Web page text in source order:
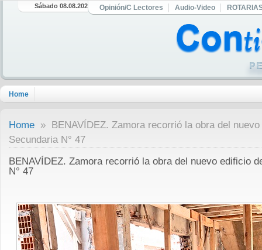
Sábado 08.08.2026 Opinión/C Lectores Audio-Video
Home
Home » BENAVÍDEZ. Zamora recorrió la obra del
Secundaria N° 47
BENAVÍDEZ. Zamora recorrió la obra del nuevo edificio
N° 47